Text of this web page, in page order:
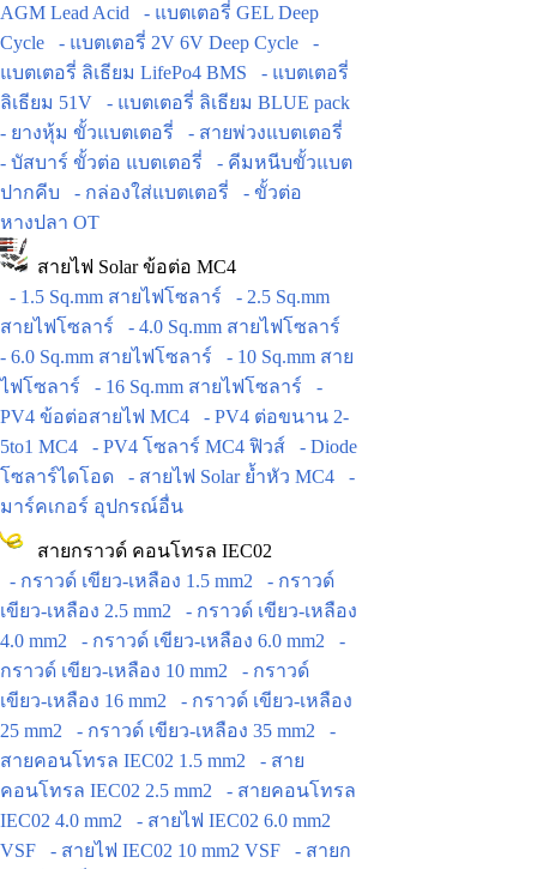
AGM Lead Acid
- แบตเตอรี่ GEL Deep
Cycle
- แบตเตอรี่ 2V 6V Deep Cycle
-
แบตเตอรี่ ลิเธียม LifePo4 BMS
- แบตเตอรี่
ลิเธียม 51V
- แบตเตอรี่ ลิเธียม BLUE pack
- ยางหุ้ม ขั้วแบตเตอรี่
- สายพ่วงแบตเตอรี่
- บัสบาร์ ขั้วต่อ แบตเตอรี่
- คีมหนีบขั้วแบต
ปากคีบ
- กล่องใส่แบตเตอรี่
- ขั้วต่อ
หางปลา OT
สายไฟ Solar ข้อต่อ MC4
- 1.5 Sq.mm สายไฟโซลาร์
- 2.5 Sq.mm
สายไฟโซลาร์
- 4.0 Sq.mm สายไฟโซลาร์
- 6.0 Sq.mm สายไฟโซลาร์
- 10 Sq.mm สาย
ไฟโซลาร์
- 16 Sq.mm สายไฟโซลาร์
-
PV4 ข้อต่อสายไฟ MC4
- PV4 ต่อขนาน 2-
5to1 MC4
- PV4 โซลาร์ MC4 ฟิวส์
- Diode
โซลาร์ไดโอด
- สายไฟ Solar ย้ำหัว MC4
-
มาร์คเกอร์ อุปกรณ์อื่น
สายกราวด์ คอนโทรล IEC02
- กราวด์ เขียว-เหลือง 1.5 mm2
- กราวด์
เขียว-เหลือง 2.5 mm2
- กราวด์ เขียว-เหลือง
4.0 mm2
- กราวด์ เขียว-เหลือง 6.0 mm2
-
กราวด์ เขียว-เหลือง 10 mm2
- กราวด์
เขียว-เหลือง 16 mm2
- กราวด์ เขียว-เหลือง
25 mm2
- กราวด์ เขียว-เหลือง 35 mm2
-
สายคอนโทรล IEC02 1.5 mm2
- สาย
คอนโทรล IEC02 2.5 mm2
- สายคอนโทรล
IEC02 4.0 mm2
- สายไฟ IEC02 6.0 mm2
VSF
- สายไฟ IEC02 10 mm2 VSF
- สายก